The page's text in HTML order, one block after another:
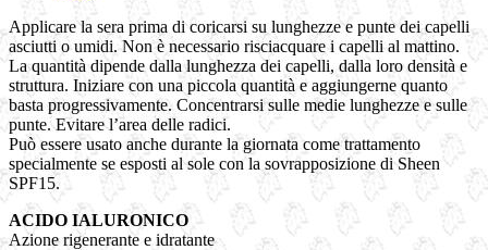
Applicare la sera prima di coricarsi su lunghezze e punte dei capelli
asciutti o umidi. Non è necessario risciacquare i capelli al mattino.
La quantità dipende dalla lunghezza dei capelli, dalla loro densità e
struttura. Iniziare con una piccola quantità e aggiungerne quanto
basta progressivamente. Concentrarsi sulle medie lunghezze e sulle
punte. Evitare l’area delle radici.
Può essere usato anche durante la giornata come trattamento
specialmente se esposti al sole con la sovrapposizione di Sheen
SPF15.
ACIDO IALURONICO
Azione rigenerante e idratante